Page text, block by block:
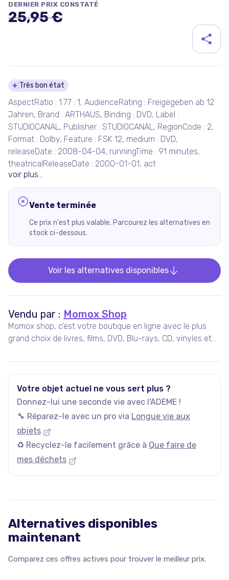
DERNIER PRIX CONSTATÉ
25,95 €
Détails du produit
Très bon état
AspectRatio : 1.77 : 1, AudienceRating : Freigegeben ab 12
Jahren, Brand : ARTHAUS, Binding : DVD, Label :
STUDIOCANAL, Publisher : STUDIOCANAL, RegionCode : 2,
Format : Dolby, Feature : FSK 12, medium : DVD,
releaseDate : 2008-04-04, runningTime : 91 minutes,
theatricalReleaseDate : 2000-01-01, act
voir plus...
Vente terminée
Ce prix n'est plus valable. Parcourez les alternatives en
stock ci-dessous.
Voir les alternatives disponibles
Vendu par : Momox Shop
Momox shop, c’est votre boutique en ligne avec le plus
grand choix de livres, films, DVD, Blu-rays, CD, vinyles et
momox-shop.fr, c’est avant tout une philosophie, celle de
affaires inutilisées.
Votre objet actuel ne vous sert plus ?
Donnez-lui une seconde vie avec l'ADEME !
🔧 Réparez-le avec un pro via Longue vie aux
objets
♻️ Recyclez-le facilement grâce à Que faire de
mes déchets
Alternatives disponibles
maintenant
Comparez ces offres actives pour trouver le meilleur prix.